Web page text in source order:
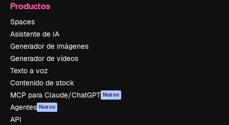
Productos
Spaces
Asistente de IA
Generador de imágenes
Generador de vídeos
Texto a voz
Contenido de stock
MCP para Claude/ChatGPT Nuevo
Agentes Nuevo
API